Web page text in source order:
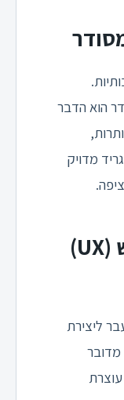
הוא הדבר
מדויק
עיצוב חווית משתמש (UX)
ליצירת
מדובר